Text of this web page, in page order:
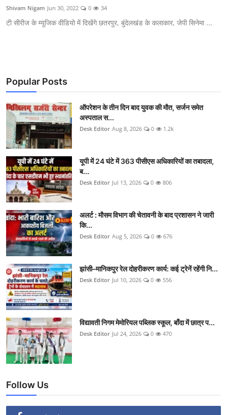
Shivam Nigam Jun 30, 2022 0 34
टी सीरीज के म्यूजिक वीडियो में दिखेंगे छतरपुर, बुंदेलखंड के कलाकार, जेपी सिनेमा ...
Popular Posts
ऑपरेशन के तीन दिन बाद युवक की मौत, सर्जन समेत
अस्पताल स...
Desk Editor Aug 8, 2026 0 1.2k
यूपी में 24 घंटे में 363 पीसीएस अधिकारियों का तबादला,
ब...
Desk Editor Jul 13, 2026 0 806
अलर्ट : मौसम विभाग की चेतावनी के बाद प्रशासन ने जारी
कि...
Desk Editor Aug 5, 2026 0 676
झांसी–मानिकपुर रेल दोहरीकरण कार्य: कई ट्रेनें रहेंगी नि...
Desk Editor Jul 10, 2026 0 556
विद्यावती निगम मेमोरियल पब्लिक स्कूल, बाँदा में छात्र प...
Desk Editor Jul 24, 2026 0 470
Follow Us